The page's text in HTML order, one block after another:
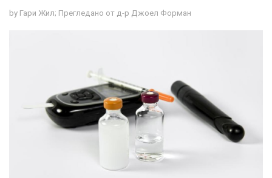
by Гари Жил; Прегледано от д-р Джоел Форман